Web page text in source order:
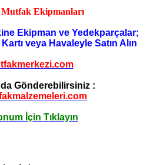
Ekipmanları
Ekipman ve Yedekparçalar;
veya Havaleyle Satın Alın
Gönderebilirsiniz :
İçin Tıklayın